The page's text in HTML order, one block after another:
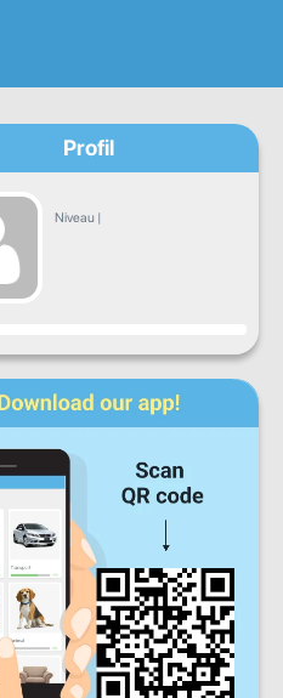
Profil
Niveau |
Progrès
Mer Jeu
Sam Dim